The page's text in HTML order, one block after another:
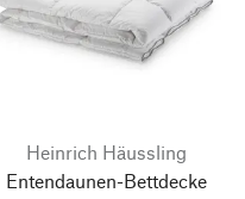
Heinrich Häussling
Entendaunen-Bettdecke